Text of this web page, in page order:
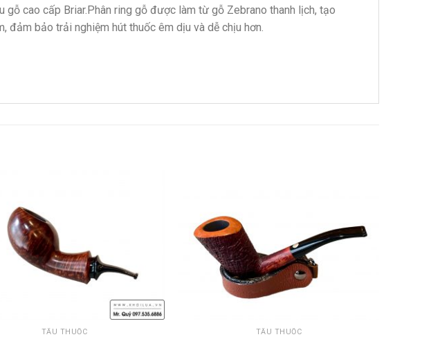
cao cấp Briar.Phân ring gỗ được làm từ gỗ Zebrano thanh lịch, tạo
bảo trải nghiệm hút thuốc êm dịu và dễ chịu hơn.
TẨU THUỐC TẨU THUỐC